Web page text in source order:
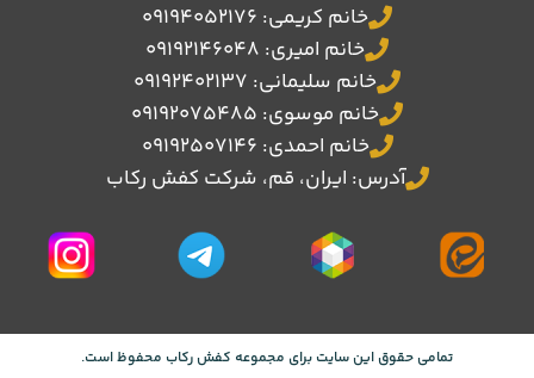
خانم کریمی: 09194052176
خانم امیری: 09192146048
خانم سلیمانی: 09192402137
خانم موسوی: 09192075485
خانم احمدی: 09192507146
آدرس: ایران، قم، شرکت کفش رکاب
تمامی حقوق این سایت برای مجموعه کفش رکاب محفوظ است.